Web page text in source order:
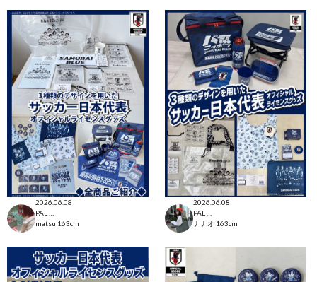
2026.06.08
matsu 163cm
2026.06.08
ナナオ 163cm